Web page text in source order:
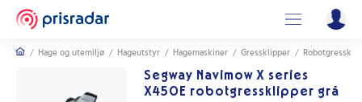
/ Hage og utemiljø / Hageutstyr / Hagemaskiner / Gressklipper /
Segway Navimow X series
X450E robotgressklipper grå